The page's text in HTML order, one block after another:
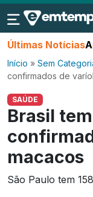
Últimas Notícias
Início » Sem
confirmados de
SAÚDE
Brasil
macacos
São Paulo tem